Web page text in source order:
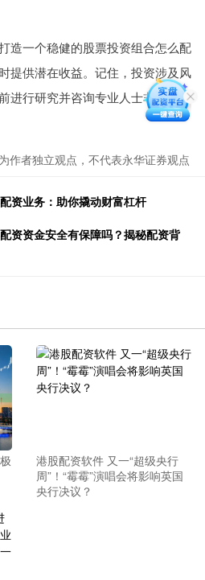
造一个稳健的股票投资组合怎么配
提供潜在收益。记住，投资涉及风
进行研究并咨询专业人士非常重
作者独立观点，不代表永华证券观点
资业务：助你撬动财富杠杆
资资金安全有保障吗？揭秘配资背
港股配资软件 又一“超级央行
周”！“霉霉”演唱会将影响英国
央行决议？